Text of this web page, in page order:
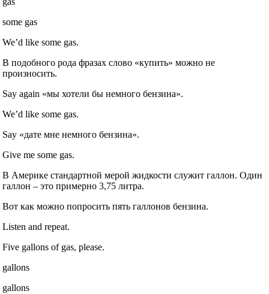
some gas
We’d like some gas.
В подобного рода фразах слово «купить» можно не
произносить.
Say again «мы хотели бы немного бензина».
We’d like some gas.
Say «дате мне немного бензина».
Give me some gas.
В Америке стандартной мерой жидкости служит галлон. Один
галлон – это примерно 3,75 литра.
Вот как можно попросить пять галлонов бензина.
Listen and repeat.
Five gallons of gas, please.
gallons
gallons